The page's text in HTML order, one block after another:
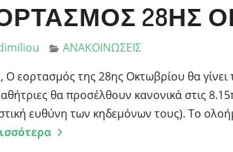
28ΗΣ
ΑΝΑΚΟΙΝΩΣΕΙΣ
Ο εορτασμός της 28ης Οκτωβρίου θα
θα προσέλθουν κανονικά στις
ευθύνη των κηδεμόνων τους). Το